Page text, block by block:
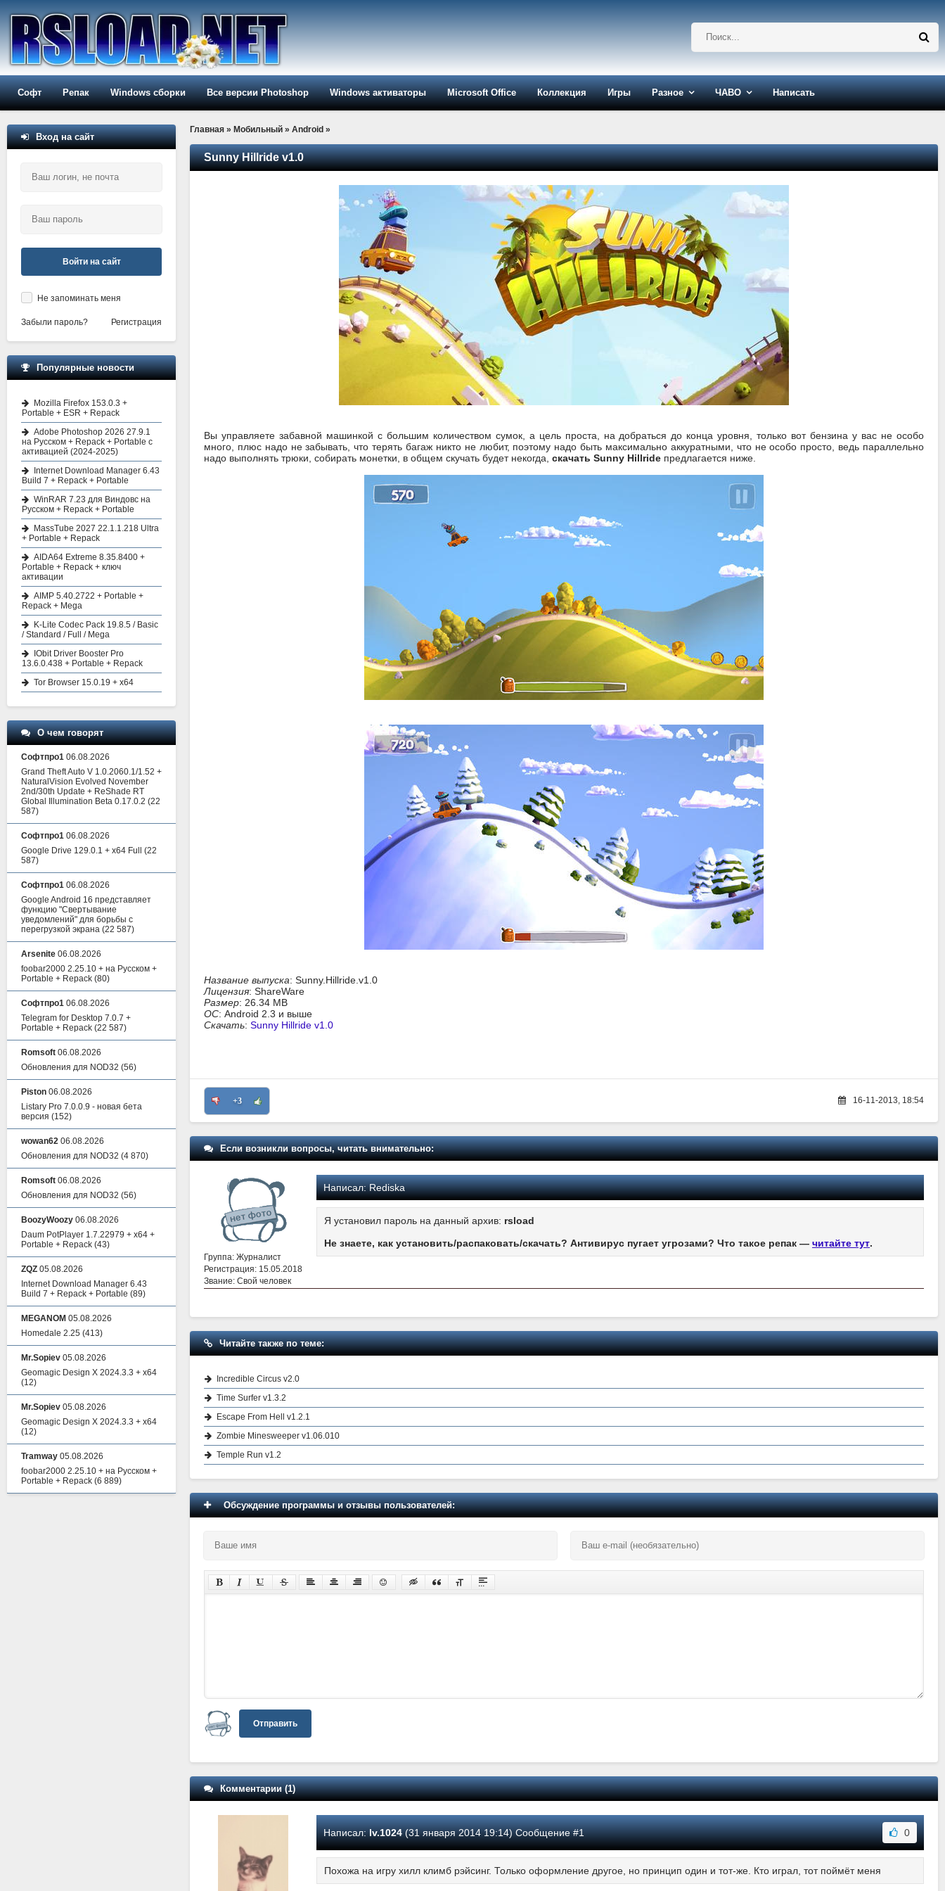
Софт Репак Windows сборки Все версии Photoshop Windows активаторы Microsoft Office Коллекция Игры Разное ЧАВО Написать
Главная » Мобильный » Android »
Sunny Hillride v1.0
Вы управляете забавной машинкой с большим количеством сумок, а цель проста, на добраться до конца уровня, только вот бензина у вас не особо
много, плюс надо не забывать, что терять багаж никто не любит, поэтому надо быть максимально аккуратными, что не особо просто, ведь параллельно
надо выполнять трюки, собирать монетки, в общем скучать будет некогда, скачать Sunny Hillride предлагается ниже.
Название выпуска: Sunny.Hillride.v1.0
Лицензия: ShareWare
Размер: 26.34 MB
ОС: Android 2.3 и выше
Скачать: Sunny Hillride v1.0
+3 16-11-2013, 18:54
Если возникли вопросы, читать внимательно:
Группа: Журналист
Регистрация: 15.05.2018
Звание: Свой человек
Написал:Rediska
Я установил пароль на данный архив: rsload
Не знаете, как установить/распаковать/скачать? Антивирус пугает угрозами? Что такое репак — читайте тут.
Читайте также по теме:
Incredible Circus v2.0
Time Surfer v1.3.2
Escape From Hell v1.2.1
Zombie Minesweeper v1.06.010
Temple Run v1.2
Обсуждение программы и отзывы пользователей:
Отправить
Комментарии (1)
Написал: lv.1024(31 января 2014 19:14) Сообщение #1 0
Похожа на игру хилл климб рэйсинг. Только оформление другое, но принцип один и тот-же. Кто играл, тот поймёт меня
Вход на сайт
Войти на сайт
Не запоминать меня
Забыли пароль? Регистрация
Популярные новости
Mozilla Firefox 153.0.3 +
Portable + ESR + Repack
Adobe Photoshop 2026 27.9.1
на Русском + Repack + Portable с
активацией (2024-2025)
Internet Download Manager 6.43
Build 7 + Repack + Portable
WinRAR 7.23 для Виндовс на
Русском + Repack + Portable
MassTube 2027 22.1.1.218 Ultra
+ Portable + Repack
AIDA64 Extreme 8.35.8400 +
Portable + Repack + ключ
активации
AIMP 5.40.2722 + Portable +
Repack + Mega
K-Lite Codec Pack 19.8.5 / Basic
/ Standard / Full / Mega
IObit Driver Booster Pro
13.6.0.438 + Portable + Repack
Tor Browser 15.0.19 + x64
О чем говорят
Софтпро1 06.08.2026
Grand Theft Auto V 1.0.2060.1/1.52 +
NaturalVision Evolved November
2nd/30th Update + ReShade RT
Global Illumination Beta 0.17.0.2 (22
587)
Софтпро1 06.08.2026
Google Drive 129.0.1 + x64 Full
(22
587)
Софтпро1 06.08.2026
Google Android 16 представляет
функцию "Свертывание
уведомлений" для борьбы с
перегрузкой экрана (22 587)
Arsenite 06.08.2026
foobar2000 2.25.10 + на Русском +
Portable + Repack (80)
Софтпро1 06.08.2026
Telegram for Desktop 7.0.7 +
Portable + Repack (22 587)
Romsoft 06.08.2026
Обновления для NOD32 (56)
Piston 06.08.2026
Listary Pro 7.0.0.9 - новая бета
версия (152)
wowan62 06.08.2026
Обновления для NOD32 (4 870)
Romsoft 06.08.2026
Обновления для NOD32 (56)
BoozyWoozy 06.08.2026
Daum PotPlayer 1.7.22979 + x64 +
Portable + Repack (43)
ZQZ 05.08.2026
Internet Download Manager 6.43
Build 7 + Repack + Portable (89)
MEGANOM 05.08.2026
Homedale 2.25 (413)
Mr.Sopiev 05.08.2026
Geomagic Design X 2024.3.3 + x64
(12)
Mr.Sopiev 05.08.2026
Geomagic Design X 2024.3.3 + x64
(12)
Tramway 05.08.2026
foobar2000 2.25.10 + на Русском +
Portable + Repack (6 889)